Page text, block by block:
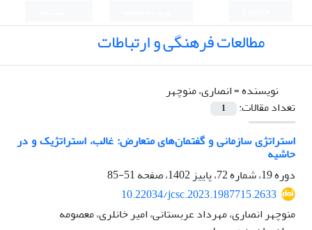
مطالعات فرهنگی و ارتباطات
نویسنده =انصاری، منوچهر
تعداد مقالات:
1
استراتژی سازمانی و گفتمان‌های متعارض: غالب، استراتژیک و در
حاشیه
دوره 19، شماره 72، پاییز 1402، صفحه
51-85
10.22034/jcsc.2023.1987715.2633
منوچهر انصاری، مهرداد عربستانی، امیر خانلری، معصومه